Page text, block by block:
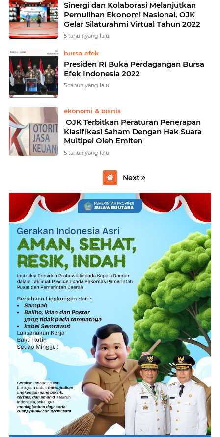
Sinergi dan Kolaborasi Melanjutkan
Pemulihan Ekonomi Nasional, OJK
Gelar Silaturahmi Virtual Tahun 2022
5 tahun yang lalu
bursa efek
Presiden RI Buka Perdagangan Bursa
Efek Indonesia 2022
5 tahun yang lalu
ekonomi & bisnis
OJK Terbitkan Peraturan Penerapan
Klasifikasi Saham Dengan Hak Suara
Multipel Oleh Emiten
5 tahun yang lalu
Next